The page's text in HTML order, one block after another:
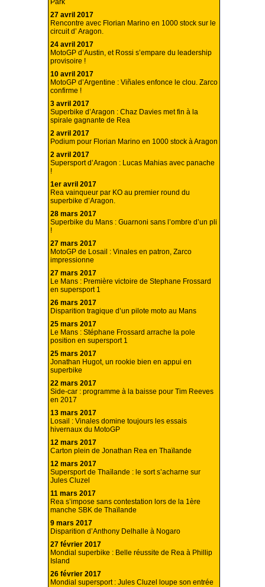
Park
27 avril 2017
Rencontre avec Florian Marino en 1000 stock sur le
circuit d’ Aragon.
24 avril 2017
MotoGP d’Austin, et Rossi s’empare du leadership
provisoire !
10 avril 2017
MotoGP d’Argentine : Viñales enfonce le clou. Zarco
confirme !
3 avril 2017
Superbike d’Aragon : Chaz Davies met fin à la
spirale gagnante de Rea
2 avril 2017
Podium pour Florian Marino en 1000 stock à Aragon
2 avril 2017
Supersport d’Aragon : Lucas Mahias avec panache
!
1er avril 2017
Rea vainqueur par KO au premier round du
superbike d’Aragon.
28 mars 2017
Superbike du Mans : Guarnoni sans l’ombre d’un pli
!
27 mars 2017
MotoGP de Losail : Vinales en patron, Zarco
impressionne
27 mars 2017
Le Mans : Première victoire de Stephane Frossard
en supersport 1
26 mars 2017
Disparition tragique d’un pilote moto au Mans
25 mars 2017
Le Mans : Stéphane Frossard arrache la pole
position en supersport 1
25 mars 2017
Jonathan Hugot, un rookie bien en appui en
superbike
22 mars 2017
Side-car : programme à la baisse pour Tim Reeves
en 2017
13 mars 2017
Losail : Vinales domine toujours les essais
hivernaux du MotoGP
12 mars 2017
Carton plein de Jonathan Rea en Thaïlande
12 mars 2017
Supersport de Thaïlande : le sort s’acharne sur
Jules Cluzel
11 mars 2017
Rea s’impose sans contestation lors de la 1ère
manche SBK de Thaïlande
9 mars 2017
Disparition d’Anthony Delhalle à Nogaro
27 février 2017
Mondial superbike : Belle réussite de Rea à Phillip
Island
26 février 2017
Mondial supersport : Jules Cluzel loupe son entrée